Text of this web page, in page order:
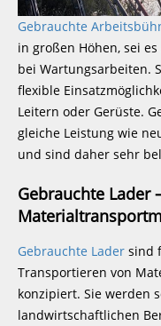
Gebrauchte
in großen Höhen, sei
bei Wartungsarbeiten.
flexible
Leitern oder Gerüste.
gleiche Leistung wie
und sind daher sehr
Gebrauchte Lader
Gebrauchte Lader sind
Transportieren von
konzipiert. Sie werden
landwirtschaftlichen